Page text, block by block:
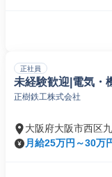
正社員
未経験歓迎|電気・
正樹鉄工株式会社
大阪府大阪市西区
月給25万円～30万